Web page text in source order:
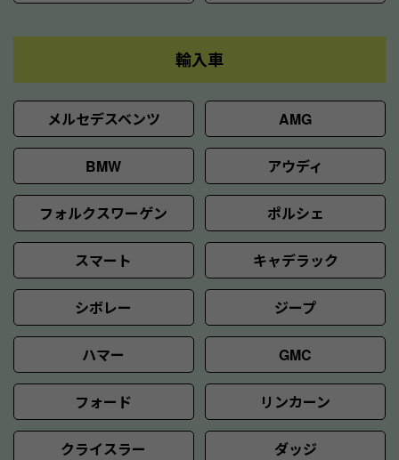
輸入車
メルセデスベンツ AMG
BMW アウディ
フォルクスワーゲン ポルシェ
スマート キャデラック
シボレー ジープ
ハマー GMC
フォード リンカーン
クライスラー ダッジ